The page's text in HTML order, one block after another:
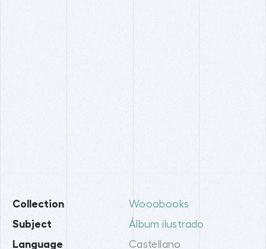
Collection Wooobooks
Subject Álbum ilustrado
Language Castellano